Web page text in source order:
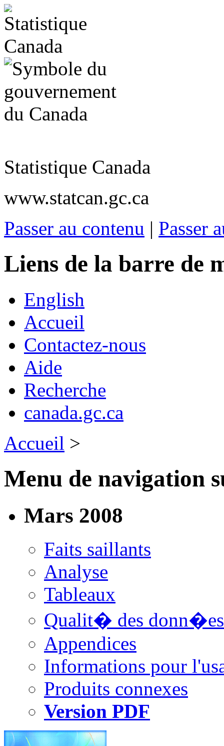
Statistique Canada
www.statcan.gc.ca
Passer au contenu | Passer
Liens de la barre de
English
Accueil
Contactez-nous
Aide
Recherche
canada.gc.ca
Accueil >
Menu de navigation
Mars 2008
Faits saillants
Analyse
Tableaux
Qualit� des donn�es
Appendices
Informations pour
Produits connexes
Version PDF